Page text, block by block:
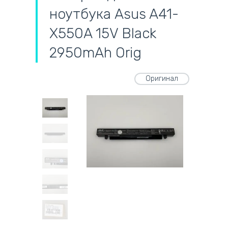
ноутбука Asus A41-
X550A 15V Black
2950mAh Orig
Оригинал